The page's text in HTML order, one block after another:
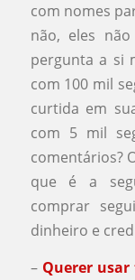
com nomes
não, eles
pergunta a si
com 100 mil
curtida em
com 5 mil
comentários?
que é a
comprar
dinheiro e
– Querer usar